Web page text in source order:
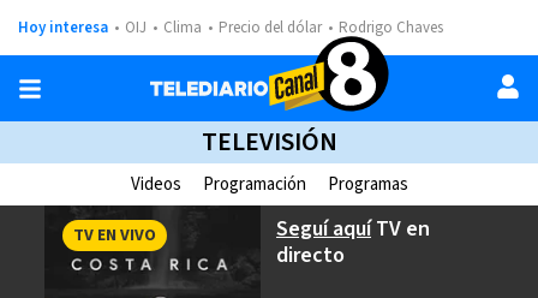
Hoy interesa OIJ Clima Precio del dólar Rodrigo Chaves
TELEVISIÓN
Videos Programación Programas
Seguí aquíTV en
directo
TV EN VIVO